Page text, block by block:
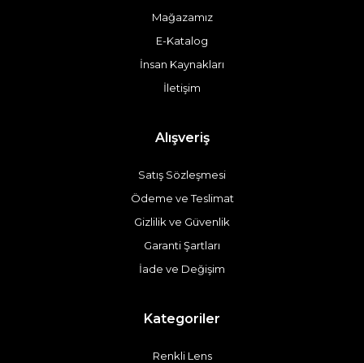
Mağazamız
E-Katalog
İnsan Kaynakları
İletişim
Alışveriş
Satış Sözleşmesi
Ödeme ve Teslimat
Gizlilik ve Güvenlik
Garanti Şartları
İade ve Değişim
Kategoriler
Renkli Lens